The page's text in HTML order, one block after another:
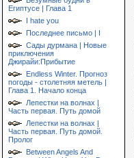
Египтусе | Глава 1
I hate you
Последнее письмо | I
Сады дурмана | Новые
приключения
Джирайи:Прибытие
Endless Winter. Прогноз
погоды - столетняя метель |
Глава 1. Начало конца
Лепестки на волнах |
Часть первая. Путь домой
Лепестки на волнах |
Часть первая. Путь домой.
Пролог
Between Angels And